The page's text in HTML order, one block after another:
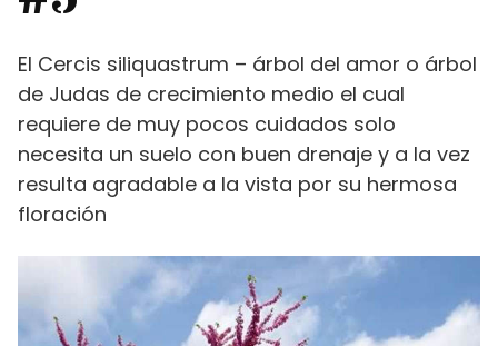
El Cercis siliquastrum – árbol del amor o árbol
de Judas de crecimiento medio el cual
requiere de muy pocos cuidados solo
necesita un suelo con buen drenaje y a la vez
resulta agradable a la vista por su hermosa
floración